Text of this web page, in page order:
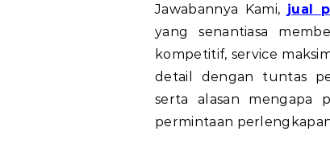
Jawabannya Kami, jual
yang senantiasa
kompetitif, service
detail dengan tuntas
serta alasan mengapa
permintaan